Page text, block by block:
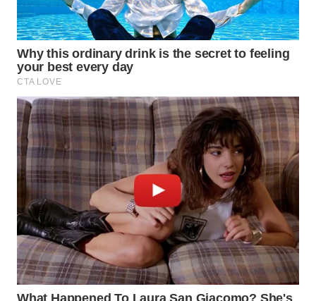
WN
TANJUNG
LESUNG
WN
KARO
WN
SIMALUNGUN
WN
LABUHANBATU
WN
TAPANULI
TENGAH